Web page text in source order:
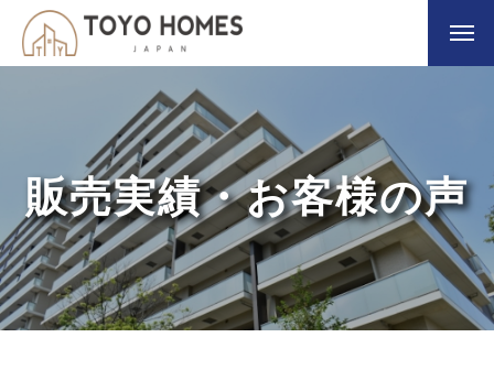
販売実績・お客様の声